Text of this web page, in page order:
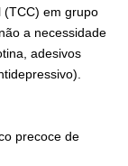
(TCC) em grupo
a necessidade
adesivos
precoce de